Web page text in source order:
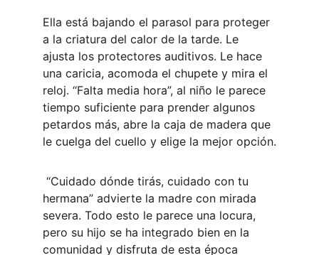
Ella está bajando el parasol para proteger
a la criatura del calor de la tarde. Le
ajusta los protectores auditivos. Le hace
una caricia, acomoda el chupete y mira el
reloj. “Falta media hora”, al niño le parece
tiempo suficiente para prender algunos
petardos más, abre la caja de madera que
le cuelga del cuello y elige la mejor opción.
hermana” advierte la madre con mirada
severa. Todo esto le parece una locura,
pero su hijo se ha integrado bien en la
comunidad y disfruta de esta época